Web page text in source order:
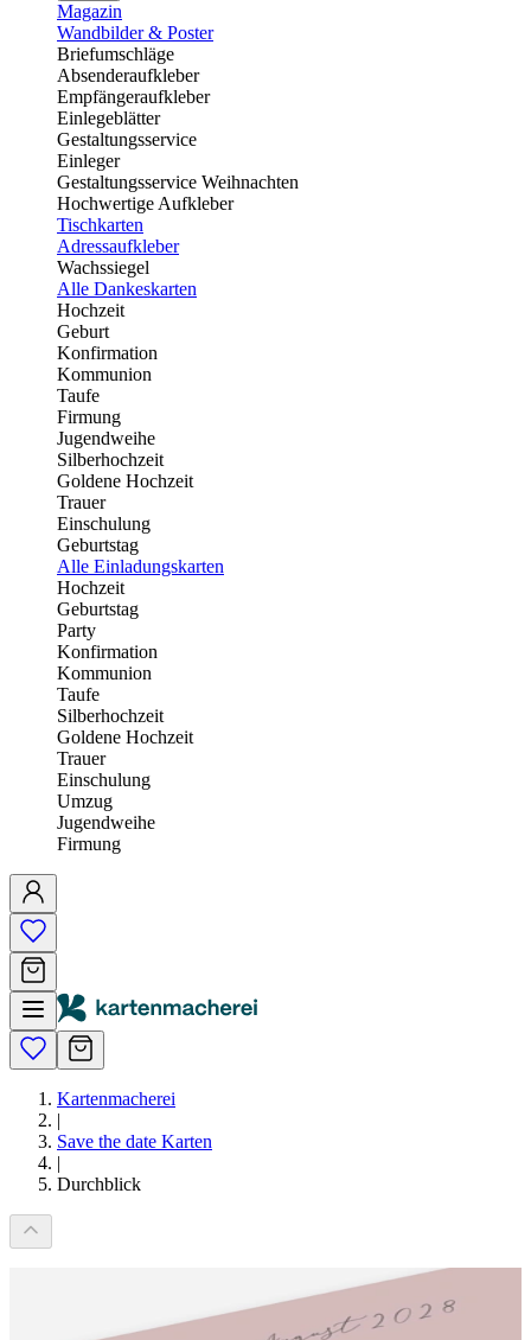
Magazin
Wandbilder & Poster
Briefumschläge
Absenderaufkleber
Empfängeraufkleber
Einlegeblätter
Gestaltungsservice
Einleger
Gestaltungsservice Weihnachten
Hochwertige Aufkleber
Tischkarten
Adressaufkleber
Wachssiegel
Alle Dankeskarten
Hochzeit
Geburt
Konfirmation
Kommunion
Taufe
Firmung
Jugendweihe
Silberhochzeit
Goldene Hochzeit
Trauer
Einschulung
Geburtstag
Alle Einladungskarten
Hochzeit
Geburtstag
Party
Konfirmation
Kommunion
Taufe
Silberhochzeit
Goldene Hochzeit
Trauer
Einschulung
Umzug
Jugendweihe
Firmung
Kartenmacherei
|
Save the date Karten
|
Durchblick